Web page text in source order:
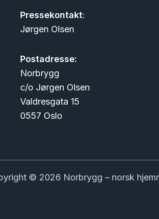
Pressekontakt:
Jørgen Olsen
Postadresse:
Norbrygg
c/o Jørgen Olsen
Valdresgata 15
0557 Oslo
© 2026 Norbrygg – norsk